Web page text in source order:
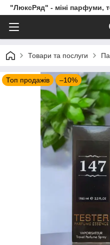
"ЛюксРяд" - міні парфуми,
Товари та послуги
Топ продажів –10%